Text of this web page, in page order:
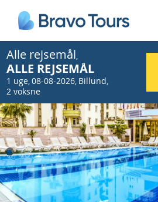
Alle rejsemål,
ALLE REJSEMÅL
1 uge,08-08-2026, Billund,
2 voksne
Prev